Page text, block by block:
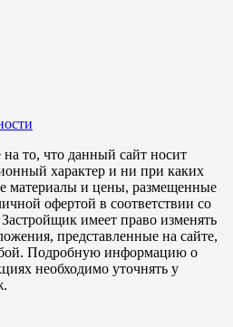
то, что данный сайт носит
характер и ни при каких
материалы и цены, размещенные
офертой в соответствии со
имеет право изменять
представленные на сайте,
Подробную информацию о
необходимо уточнять у